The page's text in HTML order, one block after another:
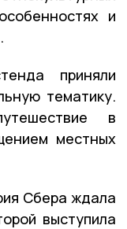
и
приняли
тематику.
в
местных
Сбера ждала
выступила